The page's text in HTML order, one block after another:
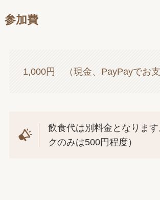
参加費
1,000円 （現金、PayPayでお支
飲食代は別料金となりま
クのみは500円程度）